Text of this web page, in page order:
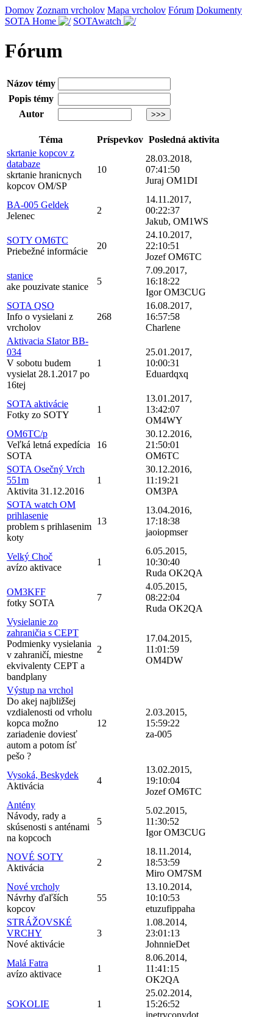
Domov Zoznam vrcholov Mapa vrcholov Fórum Dokumenty
SOTA Home
SOTAwatch
Fórum
Názov témy
Popis témy
Autor
Téma Príspevkov Posledná aktivita
skrtanie kopcov z
databaze
skrtanie hranicnych
kopcov OM/SP
10
28.03.2018,
07:41:50
Juraj OM1DI
BA-005 Geldek
Jelenec
2
14.11.2017,
00:22:37
Jakub, OM1WS
SOTY OM6TC
Priebežné informácie
20
24.10.2017,
22:10:51
Jozef OM6TC
stanice
ake pouzivate stanice
5
7.09.2017,
16:18:22
Igor OM3CUG
SOTA QSO
Info o vysielani z
vrcholov
268
16.08.2017,
16:57:58
Charlene
Aktivacia SIator BB-
034
V sobotu budem
vysielat 28.1.2017 po
16tej
1
25.01.2017,
10:00:31
Eduardqxq
SOTA aktivácie
Fotky zo SOTY
1
13.01.2017,
13:42:07
OM4WY
OM6TC/p
Veľká letná expedícia
SOTA
16
30.12.2016,
21:50:01
OM6TC
SOTA Osečný Vrch
551m
Aktivita 31.12.2016
1
30.12.2016,
11:19:21
OM3PA
SOTA watch OM
prihlasenie
problem s prihlasenim
koty
13
13.04.2016,
17:18:38
jaoiopmser
Velký Choč
avízo aktivace
1
6.05.2015,
10:30:40
Ruda OK2QA
OM3KFF
fotky SOTA
7
4.05.2015,
08:22:04
Ruda OK2QA
Vysielanie zo
zahraničia s CEPT
Podmienky vysielania
v zahraničí, miestne
ekvivalenty CEPT a
bandplany
2
17.04.2015,
11:01:59
OM4DW
Výstup na vrchol
Do akej najbližšej
vzdialenosti od vrholu
kopca možno
zariadenie doviesť
autom a potom ísť
pešo ?
12
2.03.2015,
15:59:22
za-005
Vysoká, Beskydek
Aktivácia
4
13.02.2015,
19:10:04
Jozef OM6TC
Antény
Návody, rady a
skúsenosti s anténami
na kopcoch
5
5.02.2015,
11:30:52
Igor OM3CUG
NOVÉ SOTY
Aktivácia
2
18.11.2014,
18:53:59
Miro OM7SM
Nové vrcholy
Návrhy ďaľších
kopcov
55
13.10.2014,
10:10:53
etuzufippaha
STRÁŽOVSKÉ
VRCHY
Nové aktivácie
3
1.08.2014,
23:01:13
JohnnieDet
Malá Fatra
avízo aktivace
1
8.06.2014,
11:41:15
OK2QA
SOKOLIE 1
25.02.2014,
15:26:52
inetryconydot